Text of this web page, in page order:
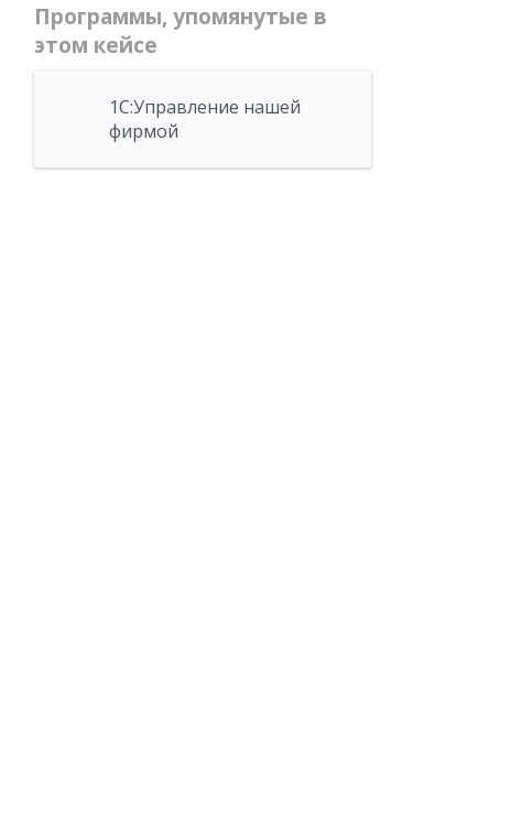
Программы, упомянутые в
этом кейсе
1С:Управление нашей
фирмой